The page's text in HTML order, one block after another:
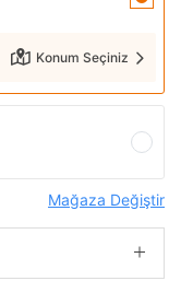
Konum Seçiniz
Mağaza Değiştir